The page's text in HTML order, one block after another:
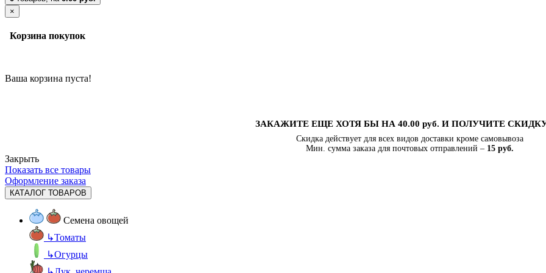
×
Корзина покупок
Ваша корзина пуста!
ЗАКАЖИТЕ ЕЩЕ ХОТЯ БЫ НА 40.00 руб. И ПОЛУЧИТЕ
Скидка действует для всех видов доставки кроме самовывоза
Мин. сумма заказа для почтовых отправлений – 15 руб.
Закрыть
Показать все товары
Оформление заказа
КАТАЛОГ ТОВАРОВ
Семена овощей
↳Томаты
↳Огурцы